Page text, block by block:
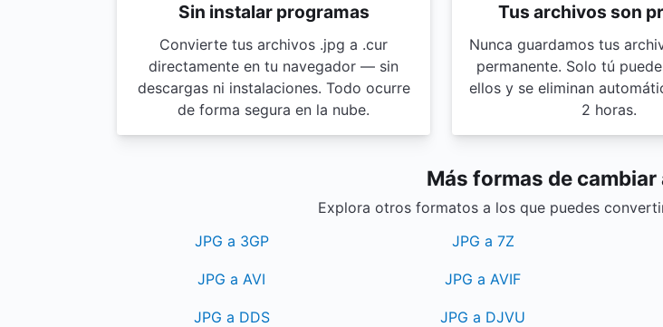
Sin instalar programas
Convierte tus archivos .jpg a .cur
directamente en tu navegador — sin
descargas ni instalaciones. Todo ocurre
de forma segura en la nube.
Tus archivos son
Nunca guardamos tus
permanente. Solo tú
ellos y se eliminan
2 horas.
Más formas de cambiar
Explora otros formatos a los que puedes
JPG a 3GP
JPG a 7Z
JPG a AVI JPG a AVIF
JPG a DDS JPG a DJVU